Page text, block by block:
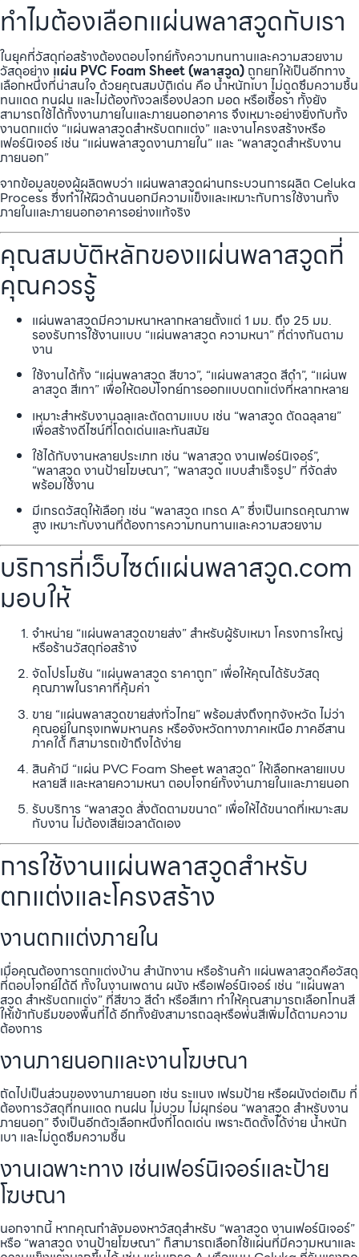
ทำไมต้องเลือกแผ่นพลาสวูดกับเรา
ในยุคที่วัสดุก่อสร้างต้องตอบโจทย์ทั้งความทนทานและความสวยงาม
วัสดุอย่าง แผ่น PVC Foam Sheet (พลาสวูด) ถูกยกให้เป็นอีกทาง
เลือกหนึ่งที่น่าสนใจ ด้วยคุณสมบัติเด่น คือ น้ำหนักเบา ไม่ดูดซึมความชื้น
ทนแดด ทนฝน และไม่ต้องกังวลเรื่องปลวก มอด หรือเชื้อรา ทั้งยัง
สามารถใช้ได้ทั้งงานภายในและภายนอกอาคาร จึงเหมาะอย่างยิ่งกับทั้ง
งานตกแต่ง “แผ่นพลาสวูดสำหรับตกแต่ง” และงานโครงสร้างหรือ
เฟอร์นิเจอร์ เช่น “แผ่นพลาสวูดงานภายใน” และ “พลาสวูดสำหรับงาน
ภายนอก”
จากข้อมูลของผู้ผลิตพบว่า แผ่นพลาสวูดผ่านกระบวนการผลิต Celuka
Process ซึ่งทำให้ผิวด้านนอกมีความแข็งและเหมาะกับการใช้งานทั้ง
ภายในและภายนอกอาคารอย่างแท้จริง
คุณสมบัติหลักของแผ่นพลาสวูดที่
คุณควรรู้
แผ่นพลาสวูดมีความหนาหลากหลายตั้งแต่ 1 มม. ถึง 25 มม.
รองรับการใช้งานแบบ “แผ่นพลาสวูด ความหนา” ที่ต่างกันตาม
งาน
ใช้งานได้ทั้ง “แผ่นพลาสวูด สีขาว”, “แผ่นพลาสวูด สีดำ”, “แผ่นพ
ลาสวูด สีเทา” เพื่อให้ตอบโจทย์การออกแบบตกแต่งที่หลากหลาย
เหมาะสำหรับงานฉลุและตัดตามแบบ เช่น “พลาสวูด ตัดฉลุลาย”
เพื่อสร้างดีไซน์ที่โดดเด่นและทันสมัย
ใช้ได้กับงานหลายประเภท เช่น “พลาสวูด งานเฟอร์นิเจอร์”,
“พลาสวูด งานป้ายโฆษณา”, “พลาสวูด แบบสำเร็จรูป” ที่จัดส่ง
พร้อมใช้งาน
มีเกรดวัสดุให้เลือก เช่น “พลาสวูด เกรด A” ซึ่งเป็นเกรดคุณภาพ
สูง เหมาะกับงานที่ต้องการความทนทานและความสวยงาม
บริการที่เว็บไซต์แผ่นพลาสวูด.com
มอบให้
จำหน่าย “แผ่นพลาสวูดขายส่ง” สำหรับผู้รับเหมา โครงการใหญ่
หรือร้านวัสดุก่อสร้าง
จัดโปรโมชัน “แผ่นพลาสวูด ราคาถูก” เพื่อให้คุณได้รับวัสดุ
คุณภาพในราคาที่คุ้มค่า
ขาย “แผ่นพลาสวูดขายส่งทั่วไทย” พร้อมส่งถึงทุกจังหวัด ไม่ว่า
คุณอยู่ในกรุงเทพมหานคร หรือจังหวัดทางภาคเหนือ ภาคอีสาน
ภาคใต้ ก็สามารถเข้าถึงได้ง่าย
สินค้ามี “แผ่น PVC Foam Sheet พลาสวูด” ให้เลือกหลายแบบ
หลายสี และหลายความหนา ตอบโจทย์ทั้งงานภายในและภายนอก
รับบริการ “พลาสวูด สั่งตัดตามขนาด” เพื่อให้ได้ขนาดที่เหมาะสม
กับงาน ไม่ต้องเสียเวลาตัดเอง
การใช้งานแผ่นพลาสวูดสำหรับ
ตกแต่งและโครงสร้าง
งานตกแต่งภายใน
เมื่อคุณต้องการตกแต่งบ้าน สำนักงาน หรือร้านค้า แผ่นพลาสวูดคือวัสดุ
ที่ตอบโจทย์ได้ดี ทั้งในงานเพดาน ผนัง หรือเฟอร์นิเจอร์ เช่น “แผ่นพลา
สวูด สำหรับตกแต่ง” ที่สีขาว สีดำ หรือสีเทา ทำให้คุณสามารถเลือกโทนสี
ให้เข้ากับธีมของพื้นที่ได้ อีกทั้งยังสามารถฉลุหรือพ่นสีเพิ่มได้ตามความ
ต้องการ
งานภายนอกและงานโฆษณา
ถัดไปเป็นส่วนของงานภายนอก เช่น ระแนง เฟรมป้าย หรือผนังต่อเติม ที่
ต้องการวัสดุที่ทนแดด ทนฝน ไม่บวม ไม่ผุกร่อน “พลาสวูด สำหรับงาน
ภายนอก” จึงเป็นอีกตัวเลือกหนึ่งที่โดดเด่น เพราะติดตั้งได้ง่าย น้ำหนัก
เบา และไม่ดูดซึมความชื้น
งานเฉพาะทาง เช่นเฟอร์นิเจอร์และป้าย
โฆษณา
นอกจากนี้ หากคุณกำลังมองหาวัสดุสำหรับ “พลาสวูด งานเฟอร์นิเจอร์”
หรือ “พลาสวูด งานป้ายโฆษณา” ก็สามารถเลือกใช้แผ่นที่มีความหนาและ